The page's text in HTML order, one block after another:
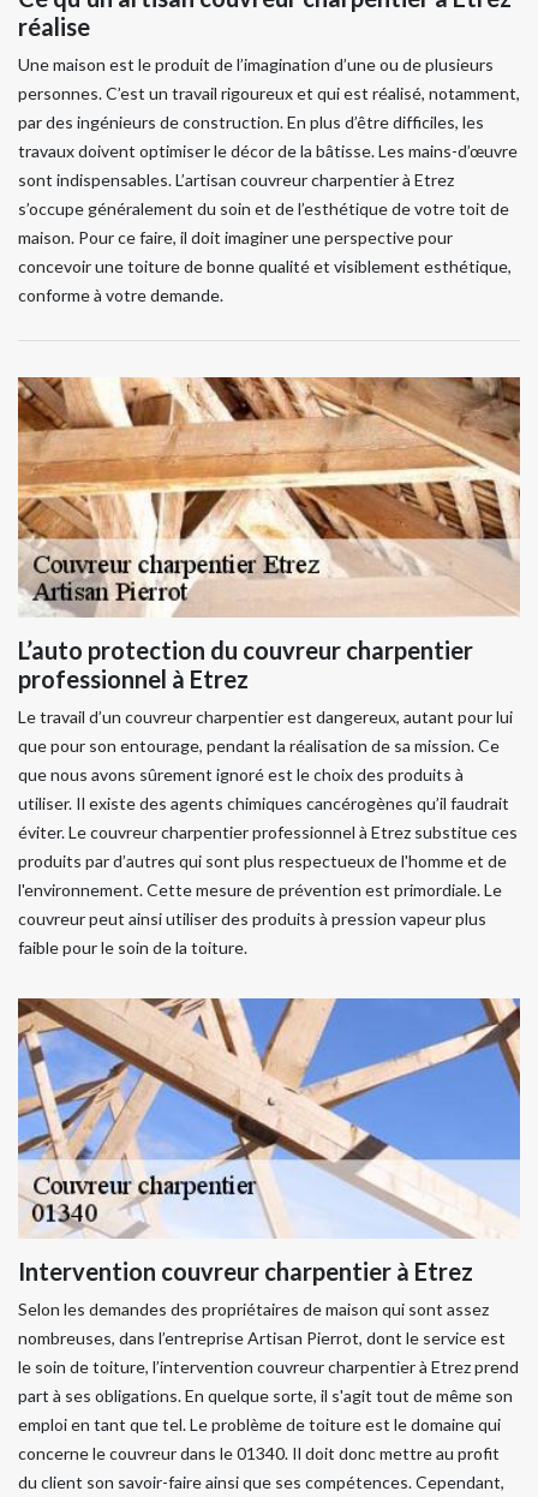
réalise
Une maison est le produit de l’imagination d’une ou de plusieurs
personnes. C’est un travail rigoureux et qui est réalisé, notamment,
par des ingénieurs de construction. En plus d’être difficiles, les
travaux doivent optimiser le décor de la bâtisse. Les mains-d’œuvre
sont indispensables. L’artisan couvreur charpentier à Etrez
s’occupe généralement du soin et de l’esthétique de votre toit de
maison. Pour ce faire, il doit imaginer une perspective pour
concevoir une toiture de bonne qualité et visiblement esthétique,
conforme à votre demande.
L’auto protection du couvreur charpentier
professionnel à Etrez
Le travail d’un couvreur charpentier est dangereux, autant pour lui
que pour son entourage, pendant la réalisation de sa mission. Ce
que nous avons sûrement ignoré est le choix des produits à
utiliser. Il existe des agents chimiques cancérogènes qu’il faudrait
éviter. Le couvreur charpentier professionnel à Etrez substitue ces
produits par d’autres qui sont plus respectueux de l'homme et de
l'environnement. Cette mesure de prévention est primordiale. Le
couvreur peut ainsi utiliser des produits à pression vapeur plus
faible pour le soin de la toiture.
Intervention couvreur charpentier à Etrez
Selon les demandes des propriétaires de maison qui sont assez
nombreuses, dans l’entreprise Artisan Pierrot, dont le service est
le soin de toiture, l’intervention couvreur charpentier à Etrez prend
part à ses obligations. En quelque sorte, il s'agit tout de même son
emploi en tant que tel. Le problème de toiture est le domaine qui
concerne le couvreur dans le 01340. Il doit donc mettre au profit
du client son savoir-faire ainsi que ses compétences. Cependant,